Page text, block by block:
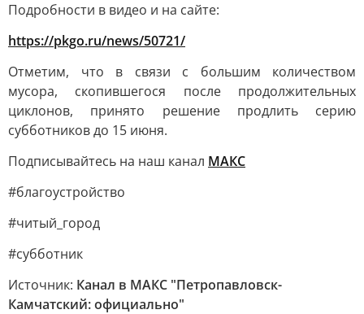
Подробности в видео и на сайте:
https://pkgo.ru/news/50721/
Отметим, что в связи с большим количеством
мусора, скопившегося после продолжительных
циклонов, принято решение продлить серию
субботников до 15 июня.
Подписывайтесь на наш канал МАКС
#благоустройство
#читый_город
#субботник
Источник: Канал в МАКС "Петропавловск-
Камчатский: официально"